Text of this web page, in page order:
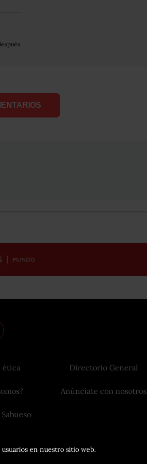
en nuestro sitio web.
ética Directorio General
Anúnciate con nosotros